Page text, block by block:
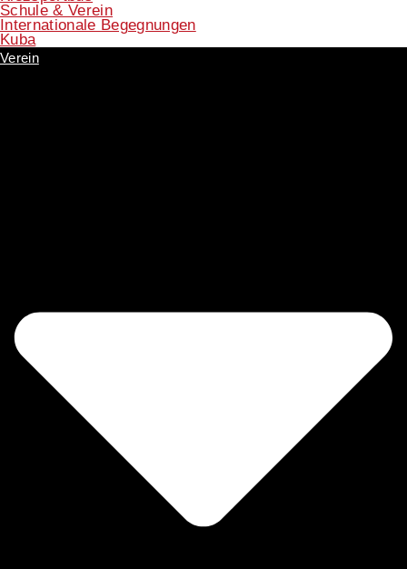
Schule & Verein
Internationale Begegnungen
Kuba
Verein